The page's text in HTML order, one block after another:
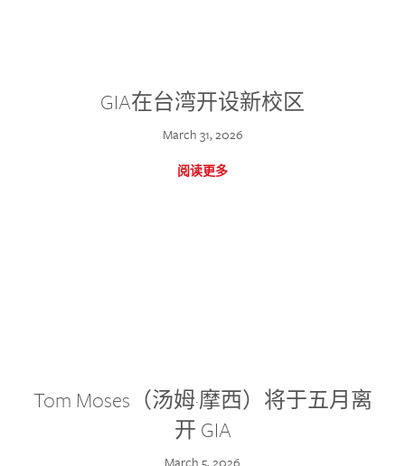
GIA在台湾开设新校区
March 31, 2026
阅读更多
Tom Moses（汤姆·摩西）将于五月离
开 GIA
March 5, 2026